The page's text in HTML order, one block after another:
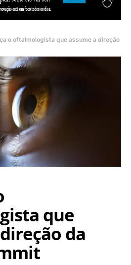
o oftalmologista que assume a direção
que
da